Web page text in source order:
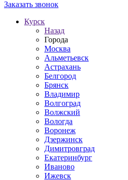
Заказать звонок
Курск
Назад
Города
Москва
Альметьевск
Астрахань
Белгород
Брянск
Владимир
Волгоград
Волжский
Вологда
Воронеж
Дзержинск
Димитровград
Екатеринбург
Иваново
Ижевск